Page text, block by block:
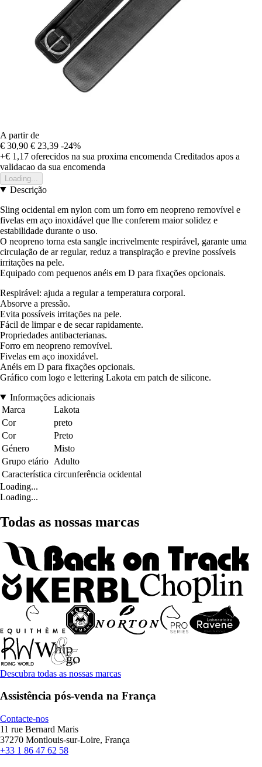
A partir de
€ 30,90 € 23,39 -24%
+€ 1,17 oferecidos na sua proxima encomenda Creditados apos a
validacao da sua encomenda
Loading...
Descrição
Sling ocidental em nylon com um forro em neopreno removível e
fivelas em aço inoxidável que lhe conferem maior solidez e
estabilidade durante o uso.
O neopreno torna esta sangle incrivelmente respirável, garante uma
circulação de ar regular, reduz a transpiração e previne possíveis
irritações na pele.
Equipado com pequenos anéis em D para fixações opcionais.
Respirável: ajuda a regular a temperatura corporal.
Absorve a pressão.
Evita possíveis irritações na pele.
Fácil de limpar e de secar rapidamente.
Propriedades antibacterianas.
Forro em neopreno removível.
Fivelas em aço inoxidável.
Anéis em D para fixações opcionais.
Gráfico com logo e lettering Lakota em patch de silicone.
Informações adicionais
Marca
Lakota
Cor
preto
Cor
Preto
Género
Misto
Grupo etário Adulto
Característica circunferência ocidental
Loading...
Loading...
Todas as nossas marcas
Descubra todas as nossas marcas
Assistência pós-venda na França
Contacte-nos
11 rue Bernard Maris
37270 Montlouis-sur-Loire, França
+33 1 86 47 62 58